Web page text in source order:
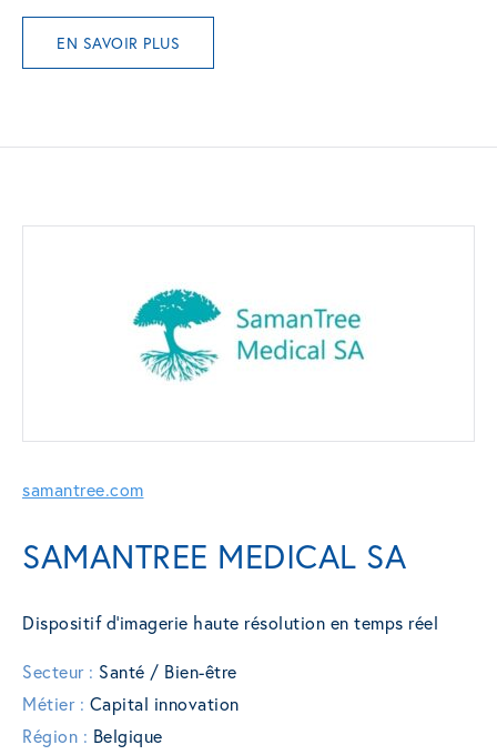
EN SAVOIR PLUS
samantree.com
SAMANTREE MEDICAL SA
Dispositif d’imagerie haute résolution en temps réel
Secteur : Santé / Bien-être
Métier : Capital innovation
Région : Belgique